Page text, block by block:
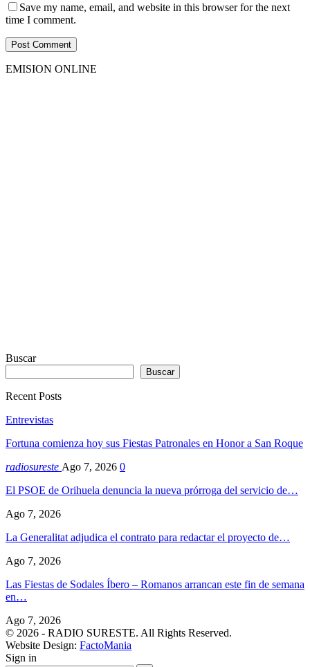
Save my name, email, and website in this browser for the next
time I comment.
EMISION ONLINE
Buscar
Buscar
Recent Posts
Entrevistas
Fortuna comienza hoy sus Fiestas Patronales en Honor a San Roque
radiosureste Ago 7, 2026 0
El PSOE de Orihuela denuncia la nueva prórroga del servicio de…
Ago 7, 2026
La Generalitat adjudica el contrato para redactar el proyecto de…
Ago 7, 2026
Las Fiestas de Sodales Íbero – Romanos arrancan este fin de semana
en…
Ago 7, 2026
© 2026 - RADIO SURESTE. All Rights Reserved.
Website Design: FactoMania
Sign in